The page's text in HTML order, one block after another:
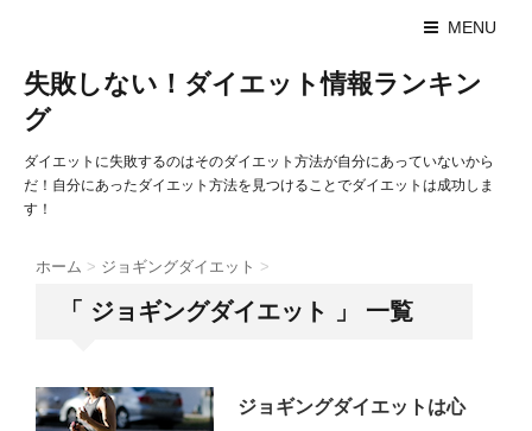
MENU
失敗しない！ダイエット情報ランキン
グ
ダイエットに失敗するのはそのダイエット方法が自分にあっていないから
だ！自分にあったダイエット方法を見つけることでダイエットは成功しま
す！
ホーム > ジョギングダイエット >
「 ジョギングダイエット 」 一覧
ジョギングダイエットは心